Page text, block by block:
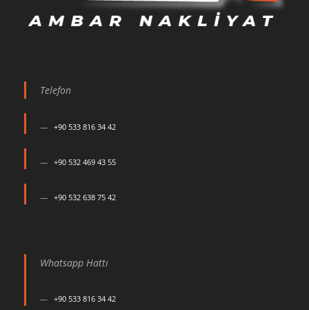
Telefon
+90 533 816 34 42
+90 532 469 43 55
+90 532 638 75 42
Whatsapp Hattı
+90 533 816 34 42